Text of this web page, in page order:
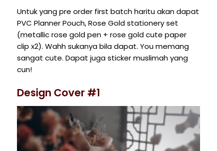
Untuk yang pre order first batch haritu akan dapat
PVC Planner Pouch, Rose Gold stationery set
(metallic rose gold pen + rose gold cute paper
clip x2). Wahh sukanya bila dapat. You memang
sangat cute. Dapat juga sticker muslimah yang
cun!
Design Cover #1